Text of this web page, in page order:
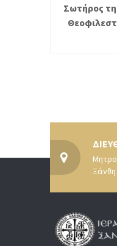
Σωτήρος